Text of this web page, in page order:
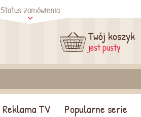
Sprawdź
Status zamówienia
Twój koszyk
jest pusty
Reklama TV Popularne serie